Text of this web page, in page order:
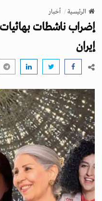
v
g
a
n
الرئيسية أخبار
إضراب ناشطات
إيران